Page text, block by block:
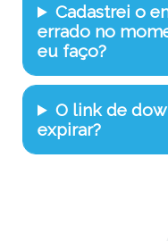
Cadastrei o
errado no
eu faço?
O link de
expirar?